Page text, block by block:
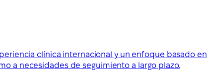
clínica internacional y un enfoque basado en
a necesidades de seguimiento a largo plazo.